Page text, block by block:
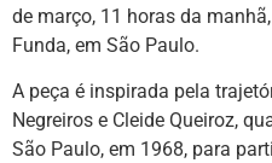
de março, 11 horas da
Funda, em São Paulo.
A peça é inspirada pela
Negreiros e Cleide Queiroz,
São Paulo, em 1968, para